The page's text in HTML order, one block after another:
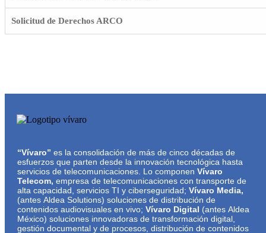
Solicitud de Derechos ARCO
“Vívaro” es la consolidación de más de cinco décadas de
esfuerzos que parten desde la innovación tecnológica hasta
servicios de telecomunicaciones. Lo componen Vívaro
Telecom, empresa de telecomunicaciones con transporte de
alta capacidad, servicios TI y ciberseguridad; Vívaro Media,
(antes Aldea Solutions) soluciones de distribución de
contenidos audiovisuales en vivo; Vívaro Digital (antes Aldea
México) soluciones innovadoras de transformación digital,
gestión documental y de procesos, distribución de contenidos